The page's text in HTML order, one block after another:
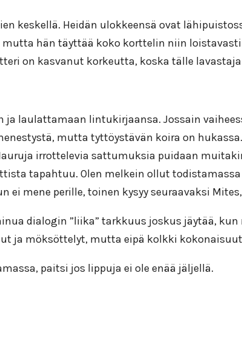
keskellä. Heidän ulokkeensä ovat
hän täyttää koko korttelin niin
on kasvanut korkeutta, koska tälle
ja laulattamaan lintukirjaansa. Jossain
mutta tyttöystävän koira on
irrottelevia sattumuksia puidaan
tapahtuu. Olen melkein ollut
mene perille, toinen kysyy seuraavaksi
dialogin ”liika” tarkkuus joskus jäytää,
ja möksöttelyt, mutta eipä kolkki
paitsi jos lippuja ei ole enää jäljellä.